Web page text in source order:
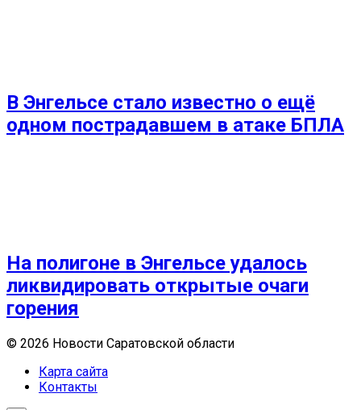
В Энгельсе стало известно о ещё
одном пострадавшем в атаке БПЛА
На полигоне в Энгельсе удалось
ликвидировать открытые очаги
горения
© 2026 Новости Саратовской области
Карта сайта
Контакты